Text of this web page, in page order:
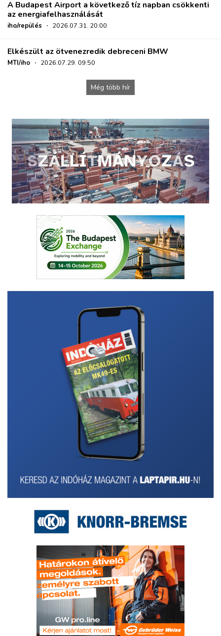
A Budapest Airport a következő tíz napban csökkenti
az energiafelhasználását
iho/repülés · 2026.07.31. 20:00
Elkészült az ötvenezredik debreceni BMW
MTI/iho · 2026.07.29. 09:50
Még több hír